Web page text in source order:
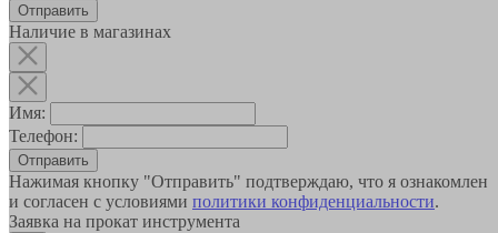
Наличие в магазинах
Имя:
Телефон:
Отправить
Нажимая кнопку "Отправить" подтверждаю, что я ознакомлен
и согласен с условиями политики конфиденциальности.
Заявка на прокат инструмента